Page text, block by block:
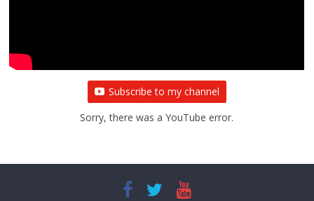
Subscribe to my channel
Sorry, there was a YouTube error.